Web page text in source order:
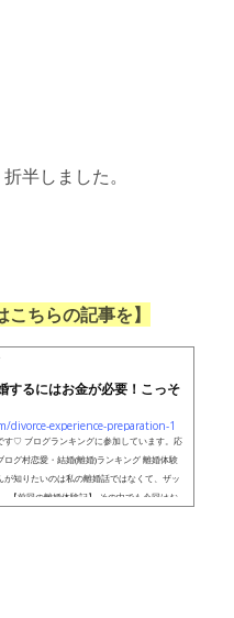
半しました。
ちらの記事を】
するにはお金が必要！こっそ
divorce-experience-preparation-1
♡ ブログランキングに参加しています。応
グ村恋愛・結婚(離婚)ランキング 離婚体験
知りたいのは私の離婚話ではなくて、ザッ
【前回の離婚体験記】 その中でも今回はお